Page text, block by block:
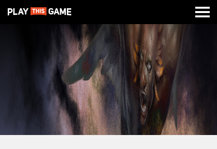
SOBRE
CABAL
ONLINE
ESTILOS
DE
BATALLA
MAZMORRAS
GUERRA
DE
NACIONES